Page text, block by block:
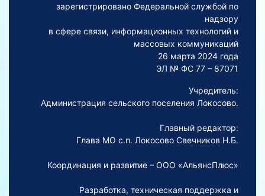
зарегистрировано Федеральной службой по
надзору
в сфере связи, информационных технологий и
массовых коммуникаций
26 марта 2024 года
ЭЛ № ФС 77 – 87071
Учредитель:
Администрация сельского поселения Локосово.
Главный редактор:
Глава МО с.п. Локосово Свечников Н.Б.
Координация и развитие – ООО «АльянсПлюс»
Разработка, техническая поддержка и